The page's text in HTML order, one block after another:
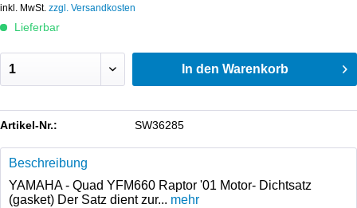
inkl. MwSt. zzgl. Versandkosten
Lieferbar
In den Warenkorb
Artikel-Nr.: SW36285
Beschreibung
YAMAHA - Quad YFM660 Raptor '01 Motor- Dichtsatz
(gasket) Der Satz dient zur... mehr